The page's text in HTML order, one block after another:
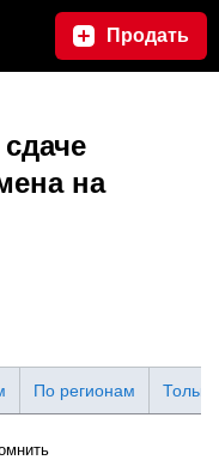
Продать
на
По регионам